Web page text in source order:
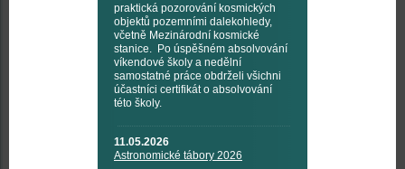
praktická pozorování kosmických
objektů pozemními dalekohledy,
včetně Mezinárodní kosmické
stanice. Po úspěšném absolvování
víkendové školy a nedělní
samostatné práce obdrželi všichni
účastníci certifikát o absolvování
této školy.
11.05.2026
Astronomické tábory 2026